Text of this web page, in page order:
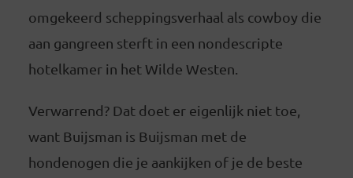
omgekeerd scheppingsverhaal als cowboy die
aan gangreen sterft in een nondescripte
hotelkamer in het Wilde Westen.
Verwarrend? Dat doet er eigenlijk niet toe,
want Buijsman is Buijsman met de
hondenogen die je aankijken of je de beste